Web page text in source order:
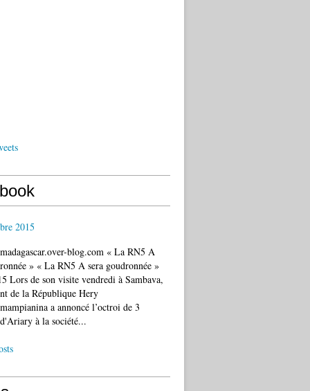
2015
blog.com « La RN5 A
» « La RN5 A sera goudronnée »
Lors de son visite vendredi à Sambava,
de la République Hery
a annoncé l’octroi de 3
à la société...